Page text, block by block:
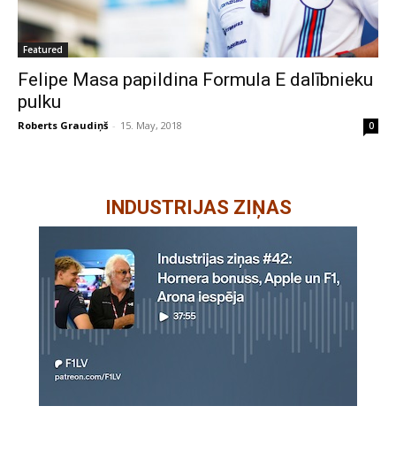
Featured
Felipe Masa papildina Formula E dalībnieku
pulku
Roberts Graudiņš - 15. May, 2018 0
INDUSTRIJAS ZIŅAS